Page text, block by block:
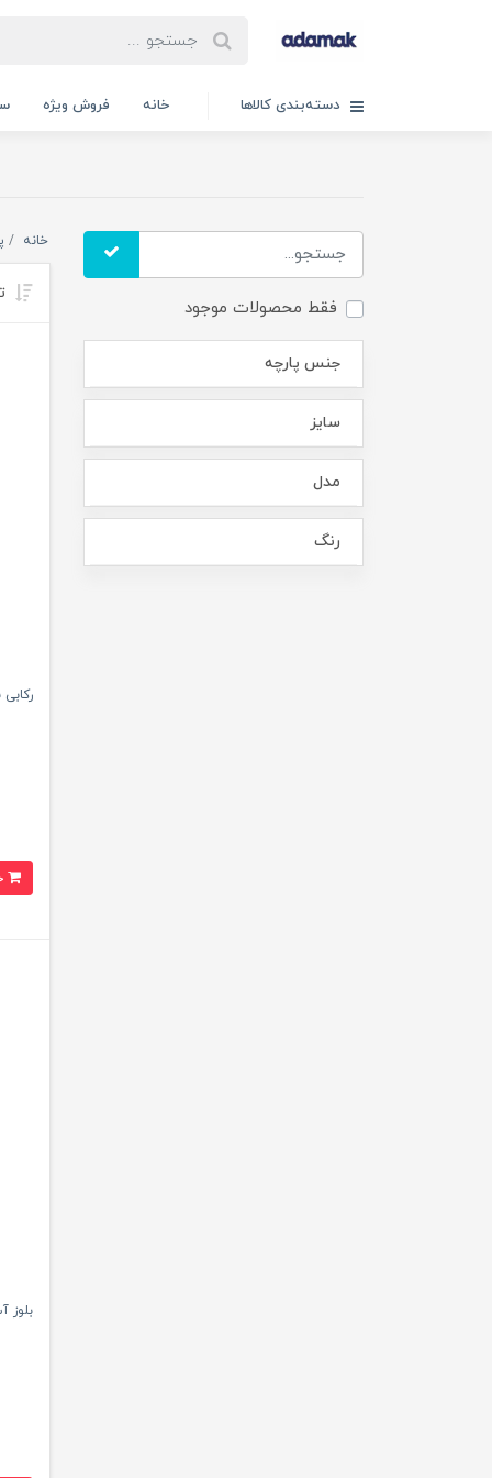
دسته‌بندی کالاها خانه فروش ویژه
فقط محصولات موجود
جنس پارچه
سایز
مدل
رنگ
خانه
رکابی
بلوز